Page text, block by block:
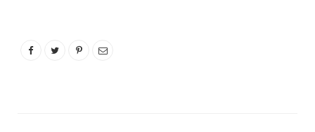
Barres granola à la tarte